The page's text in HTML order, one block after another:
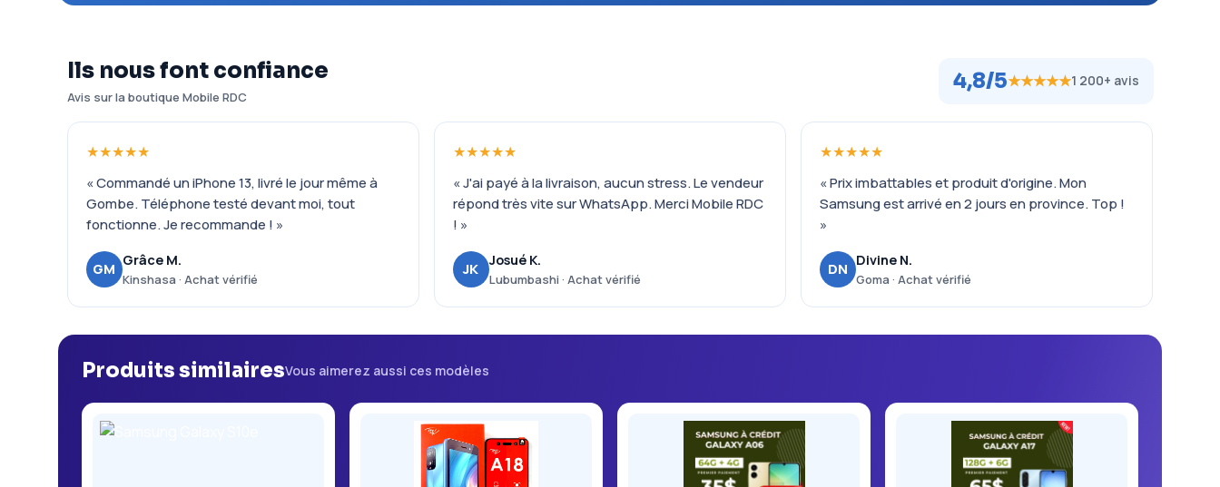
Ils nous font confiance
Avis sur la boutique Mobile RDC
4,8/5★★★★★1 200+ avis
★★★★★
« Commandé un iPhone 13, livré le jour même à
Gombe. Téléphone testé devant moi, tout
fonctionne. Je recommande ! »
GM Grâce M.
Kinshasa · Achat vérifié
★★★★★
« J'ai payé à la livraison, aucun stress. Le vendeur
répond très vite sur WhatsApp. Merci Mobile RDC
! »
JK Josué K.
Lubumbashi · Achat vérifié
★★★★★
« Prix imbattables et produit d'origine. Mon
Samsung est arrivé en 2 jours en province. Top !
»
DN Divine N.
Goma · Achat vérifié
Produits similairesVous aimerez aussi ces modèles